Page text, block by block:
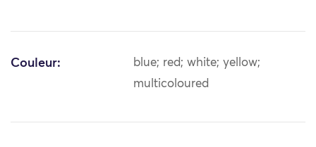
Couleur:
blue; red; white; yellow;
multicoloured